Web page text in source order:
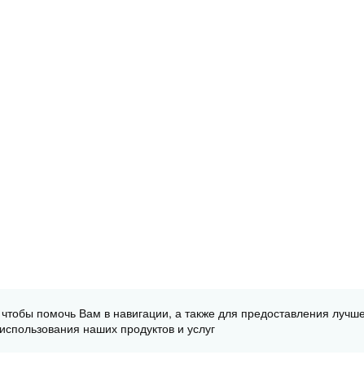
помочь Вам в навигации, а также для предоставления
наших продуктов и услуг